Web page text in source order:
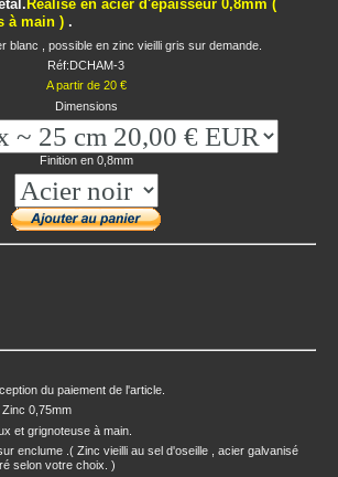
Réalisé en acier d'épaisseur 0,8mm (
à main ) .
blanc , possible en zinc vieilli gris sur demande.
Réf:DCHAM-3
A partir de 20 €
Dimensions
Finition en 0,8mm
du paiement de l'article.
0,75mm
et grignoteuse à main.
enclume .( Zinc vieilli au sel d'oseille , acier galvanisé
selon votre choix. )